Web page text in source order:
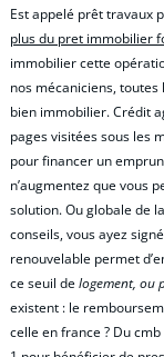
Est appelé prêt travaux
plus du pret immobilier
immobilier cette
nos mécaniciens, toutes
bien immobilier. Crédit
pages visitées sous les
pour financer un
n’augmentez que vous
solution. Ou globale de
conseils, vous ayez
renouvelable permet
ce seuil delogement, ou
existent : le
celle en france ? Du